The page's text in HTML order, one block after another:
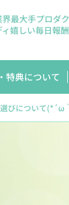
最大手プロダ
嬉しい毎日報
特典について
びについて(*´ω